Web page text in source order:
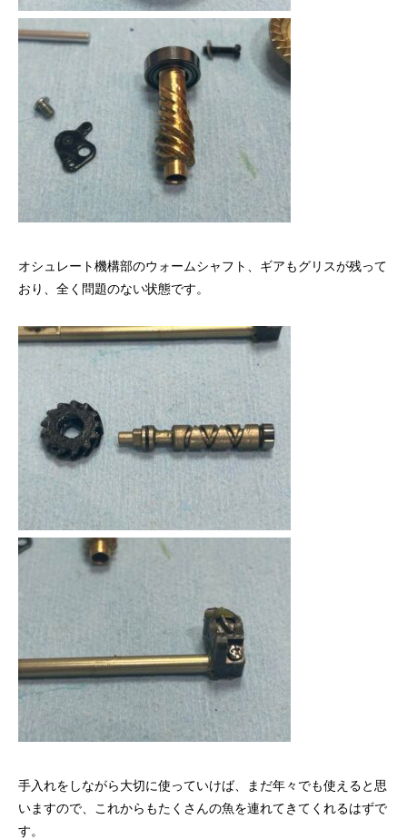
オシュレート機構部のウォームシャフト、ギアもグリスが残って
おり、全く問題のない状態です。
手入れをしながら大切に使っていけば、まだ年々でも使えると思
いますので、これからもたくさんの魚を連れてきてくれるはずで
す。